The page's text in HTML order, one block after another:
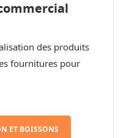
des produits
fournitures pour
ET BOISSONS